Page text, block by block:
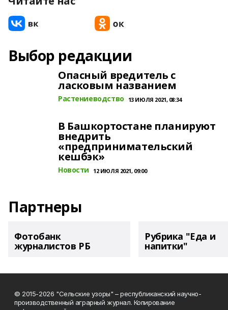
Выбор редакции
Опасный вредитель с
ласковым названием
Растениеводство 13 ИЮЛЯ 2021, 08:34
В Башкортостане планируют
внедрить
«предпринимательский
кешбэк»
Новости 12 ИЮЛЯ 2021, 09:00
Партнеры
Фотобанк
журналистов РБ
Рубрика "Еда и
напитки"
© 2015-2026 "Сельские узоры" – республиканский научно-
производственный аграрный журнал. Копирование